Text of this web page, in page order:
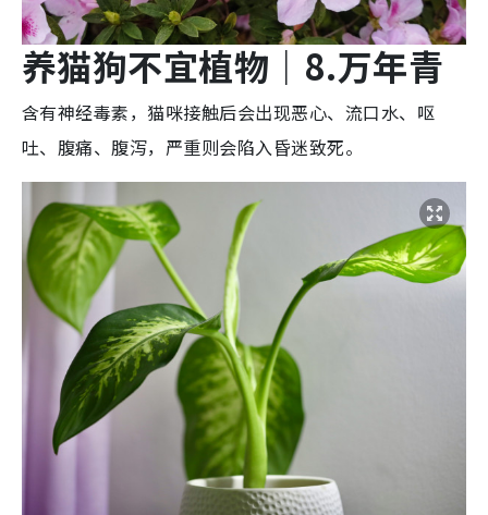
养猫狗不宜植物 ｜8.万年青
含有神经毒素，猫咪接触后会出现恶心、流口水、呕
吐、腹痛、腹泻，严重则会陷入昏迷致死。